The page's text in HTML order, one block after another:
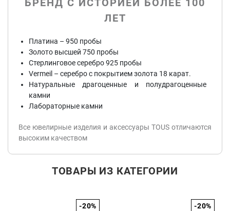
БРЕНД С ИСТОРИЕЙ БОЛЕЕ 100
ЛЕТ
Платина – 950 пробы
Золото высшей 750 пробы
Стерлинговое серебро 925 пробы
Vermeil – серебро с покрытием золота 18 карат.
Натуральные драгоценные и полудрагоценные
камни
Лабораторные камни
Все ювелирные изделия и аксессуары TOUS отличаются
высоким качеством
ТОВАРЫ ИЗ КАТЕГОРИИ
-20% -20%